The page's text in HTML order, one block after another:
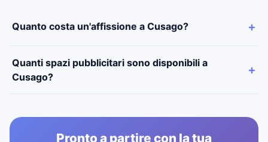
Quanto costa un'affissione a Cusago?
Quanti spazi pubblicitari sono disponibili a
Cusago?
Pronto a partire con la tua